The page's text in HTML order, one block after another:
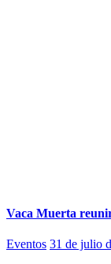
Vaca Muerta
Eventos 31 de julio